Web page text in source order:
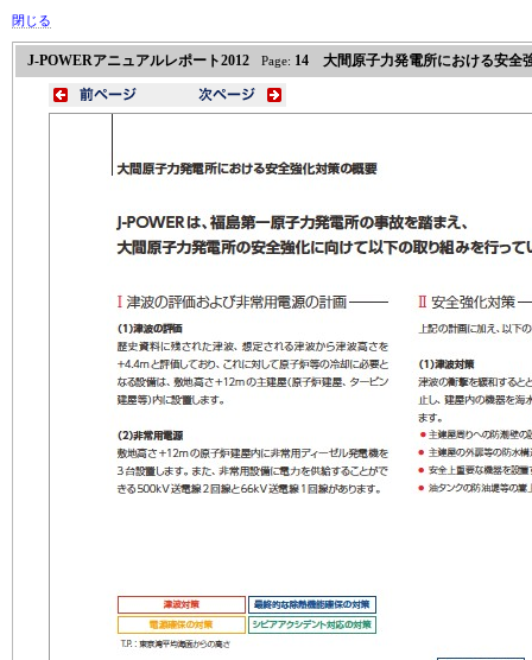
閉じる
J-POWERアニュアルレポート2012 Page: 14 大間原子力発電所における安全